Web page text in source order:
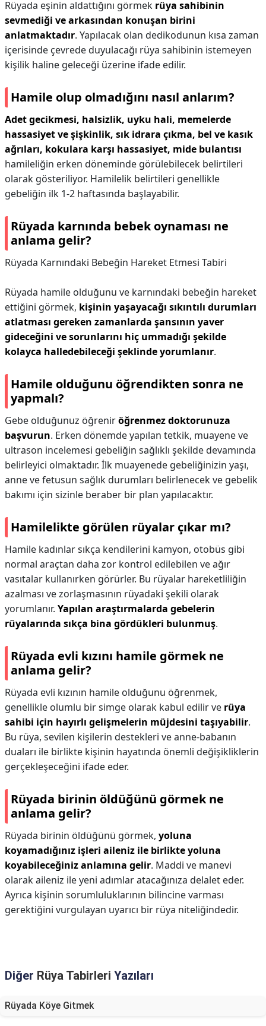
Rüyada eşinin aldattığını görmek rüya sahibinin
sevmediği ve arkasından konuşan birini
anlatmaktadır. Yapılacak olan dedikodunun kısa zaman
içerisinde çevrede duyulacağı rüya sahibinin istemeyen
kişilik haline geleceği üzerine ifade edilir.
Hamile olup olmadığını nasıl anlarım?
Adet gecikmesi, halsizlik, uyku hali, memelerde
hassasiyet ve şişkinlik, sık idrara çıkma, bel ve kasık
ağrıları, kokulara karşı hassasiyet, mide bulantısı
hamileliğin erken döneminde görülebilecek belirtileri
olarak gösteriliyor. Hamilelik belirtileri genellikle
gebeliğin ilk 1-2 haftasında başlayabilir.
Rüyada karnında bebek oynaması ne
anlama gelir?
Rüyada Karnındaki Bebeğin Hareket Etmesi Tabiri
Rüyada hamile olduğunu ve karnındaki bebeğin hareket
ettiğini görmek, kişinin yaşayacağı sıkıntılı durumları
atlatması gereken zamanlarda şansının yaver
gideceğini ve sorunlarını hiç ummadığı şekilde
kolayca halledebileceği şeklinde yorumlanır.
Hamile olduğunu öğrendikten sonra ne
yapmalı?
Gebe olduğunuz öğreniröğrenmez doktorunuza
başvurun. Erken dönemde yapılan tetkik, muayene ve
ultrason incelemesi gebeliğin sağlıklı şekilde devamında
belirleyici olmaktadır. İlk muayenede gebeliğinizin yaşı,
anne ve fetusun sağlık durumları belirlenecek ve gebelik
bakımı için sizinle beraber bir plan yapılacaktır.
Hamilelikte görülen rüyalar çıkar mı?
Hamile kadınlar sıkça kendilerini kamyon, otobüs gibi
normal araçtan daha zor kontrol edilebilen ve ağır
vasıtalar kullanırken görürler. Bu rüyalar hareketliliğin
azalması ve zorlaşmasının rüyadaki şekili olarak
yorumlanır. Yapılan araştırmalarda gebelerin
rüyalarında sıkça bina gördükleri bulunmuş.
Rüyada evli kızını hamile görmek ne
anlama gelir?
Rüyada evli kızının hamile olduğunu öğrenmek,
genellikle olumlu bir simge olarak kabul edilir ve rüya
sahibi için hayırlı gelişmelerin müjdesini taşıyabilir.
Bu rüya, sevilen kişilerin destekleri ve anne-babanın
duaları ile birlikte kişinin hayatında önemli değişikliklerin
gerçekleşeceğini ifade eder.
Rüyada birinin öldüğünü görmek ne
anlama gelir?
Rüyada birinin öldüğünü görmek, yoluna
koyamadığınız işleri aileniz ile birlikte yoluna
koyabileceğiniz anlamına gelir. Maddi ve manevi
olarak aileniz ile yeni adımlar atacağınıza delalet eder.
Ayrıca kişinin sorumluluklarının bilincine varması
gerektiğini vurgulayan uyarıcı bir rüya niteliğindedir.
Diğer Rüya Tabirleri Yazıları
Rüyada Köye Gitmek